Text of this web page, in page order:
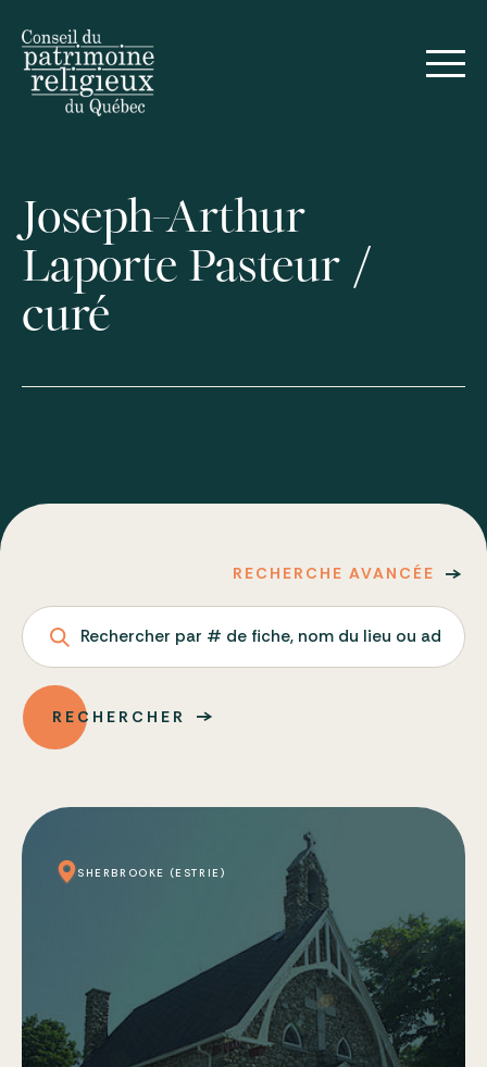
Joseph-Arthur
Laporte Pasteur /
curé
RECHERCHE AVANCÉE
Rechercher par # de fiche, nom du lieu ou adresse
RECHERCHER
SHERBROOKE (ESTRIE)